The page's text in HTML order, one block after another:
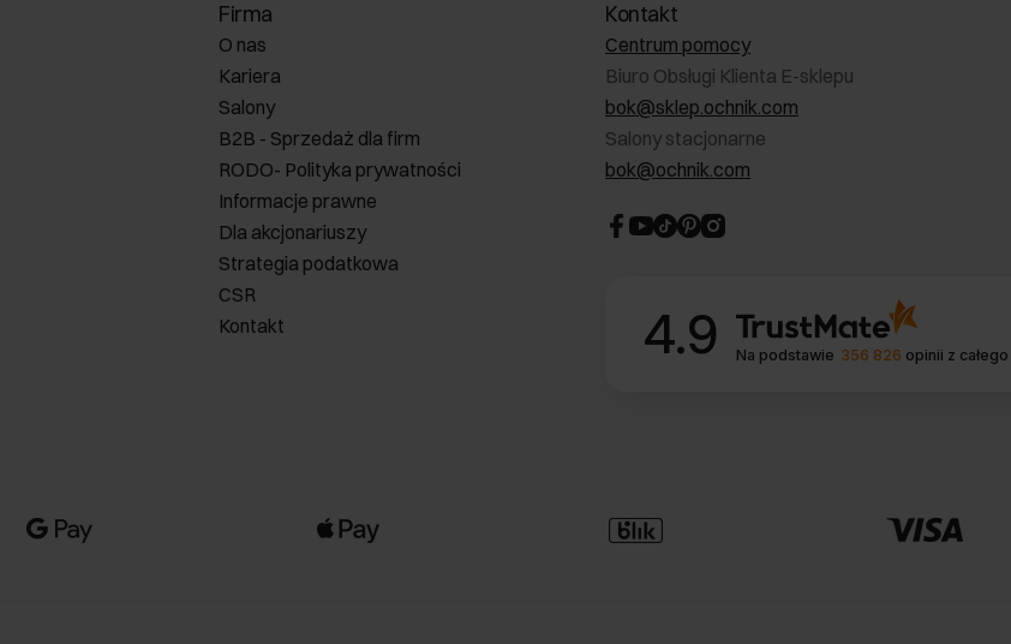
Firma
O nas
Kariera
Salony
B2B - Sprzedaż dla firm
RODO- Polityka prywatności
Informacje prawne
Dla akcjonariuszy
Strategia podatkowa
CSR
Kontakt
Kontakt
Centrum pomocy
Biuro Obsługi Klienta E-sklepu
bok@sklep.ochnik.com
Salony stacjonarne
bok@ochnik.com
4.9 Na podstawie 356 826 opinii z